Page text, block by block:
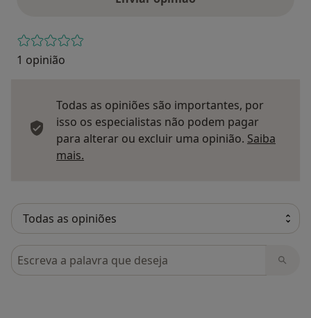
1 opinião
Todas as opiniões são importantes, por
isso os especialistas não podem pagar
para alterar ou excluir uma opinião. Saiba
mais.
Pesquisar em opiniões